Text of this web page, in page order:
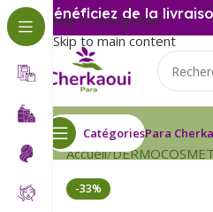
Skip to navigation
Skip to main content
Bénéficiez de la
CatégoriesPara
Accueil
-33%